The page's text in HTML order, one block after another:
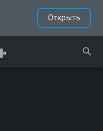
Открыть